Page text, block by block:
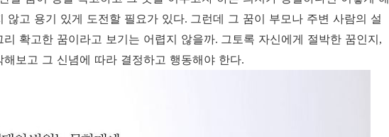
않고 용기 있게 도전할 필요가 있다. 그런데 그 꿈이 부모나 주변 사람의 설
리 확고한 꿈이라고 보기는 어렵지 않을까. 그토록 자신에게 절박한 꿈인지,
해보고 그 신념에 따라 결정하고 행동해야 한다.